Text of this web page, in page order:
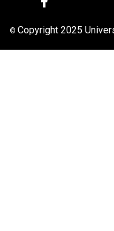
© Copyright 2025